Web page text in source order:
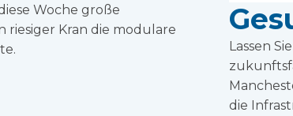
Woche große
riesiger Kran die modulare
Lassen
die